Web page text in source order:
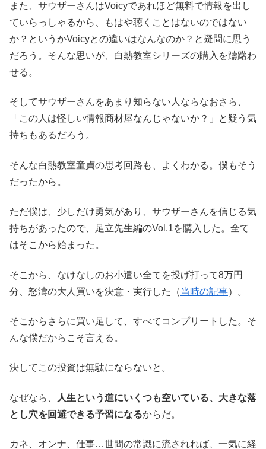
また、サウザーさんはVoicyであれほど無料で情報を出し
ていらっしゃるから、もはや聴くことはないのではない
か？というかVoicyとの違いはなんなのか？と疑問に思う
だろう。そんな思いが、白熱教室シリーズの購入を躊躇わ
せる。
そしてサウザーさんをあまり知らない人ならなおさら、
「この人は怪しい情報商材屋なんじゃないか？」と疑う気
持ちもあるだろう。
そんな白熱教室童貞の思考回路も、よくわかる。僕もそう
だったから。
ただ僕は、少しだけ勇気があり、サウザーさんを信じる気
持ちがあったので、足立先生編のVol.1を購入した。全て
はそこから始まった。
そこから、なけなしのお小遣い全てを投げ打って8万円
分、怒濤の大人買いを決意・実行した（当時の記事）。
そこからさらに買い足して、すべてコンプリートした。そ
んな僕だからこそ言える。
決してこの投資は無駄にならないと。
なぜなら、
人生という道にいくつも空いている、大きな落
とし穴を回避できる予習になるからだ。
カネ、オンナ、仕事…世間の常識に流されれば、一気に経